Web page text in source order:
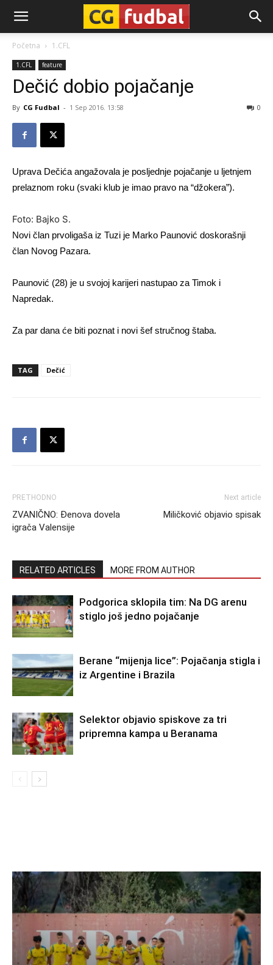
CG-
Fudbal
Početna 1.CFL
1.CFL feature
Dečić dobio pojačanje
By CG Fudbal - 1 Sep 2016. 13:58 0
Uprava Dečića angažovala je posljednje pojačanje u ljetnjem
prelaznom roku (svaki klub je imao pravo na “džokera”).
Foto: Bajko S.
Novi član prvoligaša iz Tuzi je Marko Paunović doskorašnji
član Novog Pazara.
Paunović (28) je u svojoj karijeri nastupao za Timok i
Napredak.
Za par dana će biti poznat i novi šef stručnog štaba.
TAG Dečić
PRETHODNO
ZVANIČNO: Đenova dovela
igrača Valensije
Next article
Miličković objavio spisak
RELATED ARTICLES MORE FROM AUTHOR
Podgorica sklopila tim: Na DG arenu
stiglo još jedno pojačanje
Berane “mijenja lice”: Pojačanja stigla i
iz Argentine i Brazila
Selektor objavio spiskove za tri
pripremna kampa u Beranama